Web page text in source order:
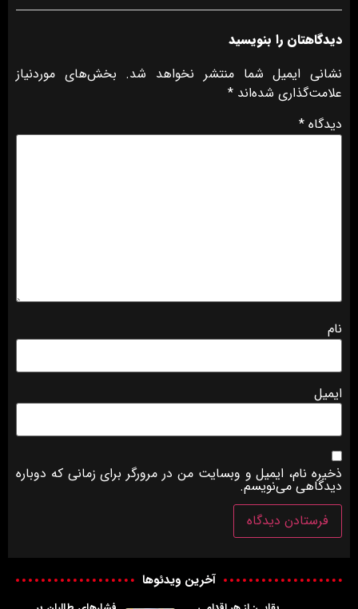
دیدگاهتان را بنویسید
نشانی ایمیل شما منتشر نخواهد شد. بخش‌های موردنیاز
علامت‌گذاری شده‌اند *
دیدگاه *
نام
ایمیل
ذخیره نام، ایمیل و وبسایت من در مرورگر برای زمانی که دوباره
دیدگاهی می‌نویسم.
آخرین ویدئوها